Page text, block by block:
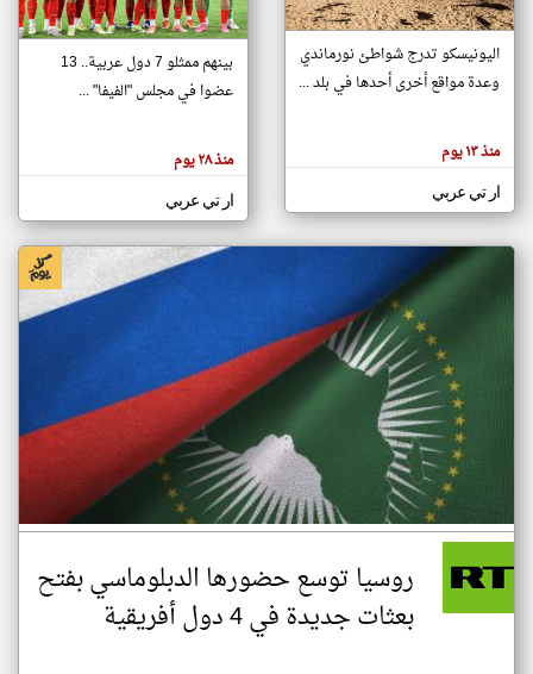
تغيير الدولة
اخبار جزر القمر على مدار الساعة
أهم اخبار جزر القمر العاجلة والمباشرة
هنا عن
وجهة
كاتبيها.
اليونيسكو تدرج شواطئ نورماندي
وعدة مواقع أخرى أحدها في بلد ...
منذ ١٣ يوم
ار تي عربي
بينهم ممثلو 7 دول عربية.. 13
عضوا في مجلس "الفيفا" ...
منذ ٢٨ يوم
ار تي عربي
روسيا توسع حضورها الدبلوماسي بفتح
بعثات جديدة في 4 دول أفريقية
klyoum.com